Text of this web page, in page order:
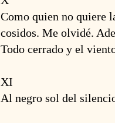
Como quien no quiere
cosidos. Me olvidé.
Todo cerrado y el
XI
Al negro sol del